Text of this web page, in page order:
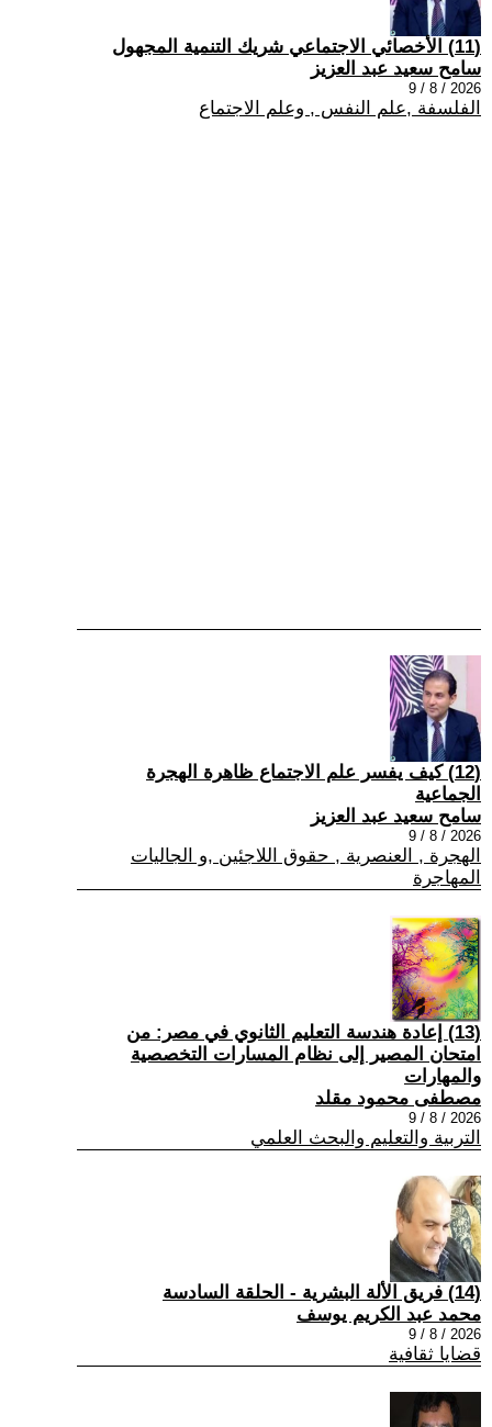
(11) الأخصائي الاجتماعي شريك التنمية المجهول
سامح سعيد عبد العزيز
2026 / 8 / 9
الفلسفة ,علم النفس , وعلم الاجتماع
(12) كيف يفسر علم الاجتماع ظاهرة الهجرة
الجماعية
سامح سعيد عبد العزيز
2026 / 8 / 9
الهجرة , العنصرية , حقوق اللاجئين ,و الجاليات
المهاجرة
(13) إعادة هندسة التعليم الثانوي في مصر: من
امتحان المصير إلى نظام المسارات التخصصية
والمهارات
مصطفى محمود مقلد
2026 / 8 / 9
التربية والتعليم والبحث العلمي
(14) فريق الألة البشرية - الحلقة السادسة
محمد عبد الكريم يوسف
2026 / 8 / 9
قضايا ثقافية